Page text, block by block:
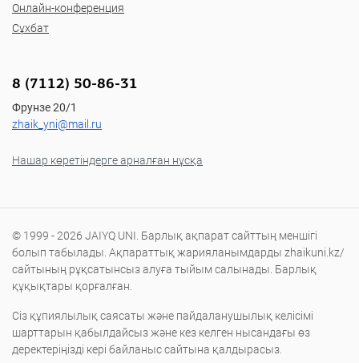
Онлайн-конференция
Сұхбат
8 (7112) 50-86-31
Фрунзе 20/1
zhaik_yni@mail.ru
Нашар көретіндерге арналған нұсқа
© 1999 - 2026 JAIYQ UNI. Барлық ақпарат сайттың меншігі
болып табылады. Ақпараттық жарияланымдарды zhaikuni.kz/
сайтының рұқсатынсыз алуға тыйым салынады. Барлық
құқықтары қорғалған.
Сіз құпиялылық саясаты және пайдаланушылық келісімі
шарттарын қабылдайсыз және кез келген нысандағы өз
деректеріңізді кері байланыс сайтына қалдырасыз.